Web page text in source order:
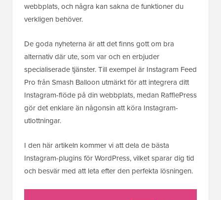
webbplats, och några kan sakna de funktioner du
verkligen behöver.
De goda nyheterna är att det finns gott om bra
alternativ där ute, som var och en erbjuder
specialiserade tjänster. Till exempel är Instagram Feed
Pro från Smash Balloon utmärkt för att integrera ditt
Instagram-flöde på din webbplats, medan RafflePress
gör det enklare än någonsin att köra Instagram-
utlottningar.
I den här artikeln kommer vi att dela de bästa
Instagram-plugins för WordPress, vilket sparar dig tid
och besvär med att leta efter den perfekta lösningen.